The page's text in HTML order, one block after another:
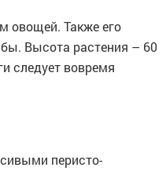
овощей. Также его
Высота растения – 60
следует вовремя
перисто-